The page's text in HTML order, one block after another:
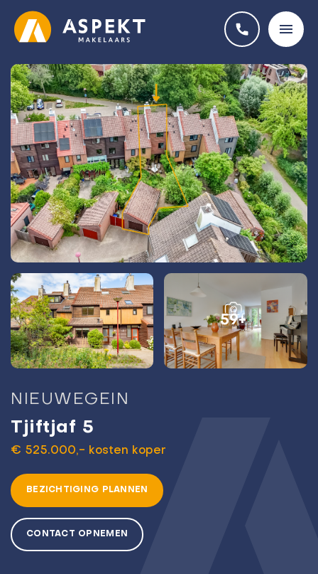
59+
NIEUWEGEIN
Tjiftjaf 5
€ 525.000,- kosten koper
BEZICHTIGING PLANNEN
CONTACT OPNEMEN